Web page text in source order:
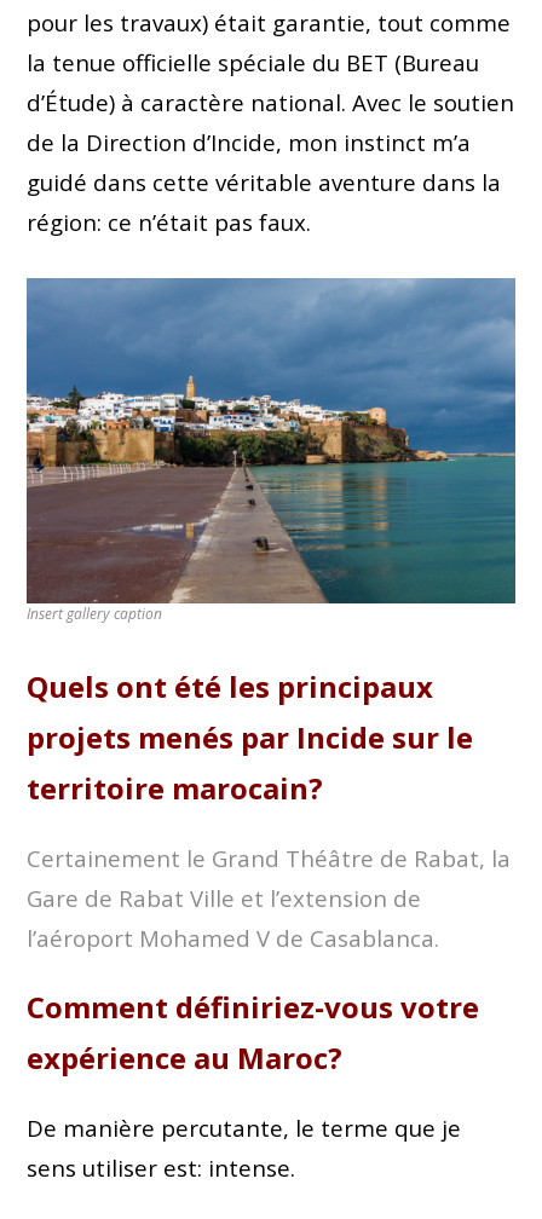
pour les travaux) était garantie, tout comme
la tenue officielle spéciale du BET (Bureau
d’Étude) à caractère national. Avec le soutien
de la Direction d’Incide, mon instinct m’a
guidé dans cette véritable aventure dans la
région: ce n’était pas faux.
Insert gallery caption
Quels ont été les principaux
projets menés par Incide sur le
territoire marocain?
Certainement le Grand Théâtre de Rabat, la
Gare de Rabat Ville et l’extension de
l’aéroport Mohamed V de Casablanca.
Comment définiriez-vous votre
expérience au Maroc?
De manière percutante, le terme que je
sens utiliser est: intense.